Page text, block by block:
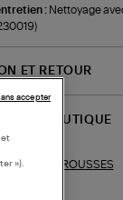
: Nettoyage
ET RETOUR
BOUTIQUE
: TROUSSES
et
»).
accepter